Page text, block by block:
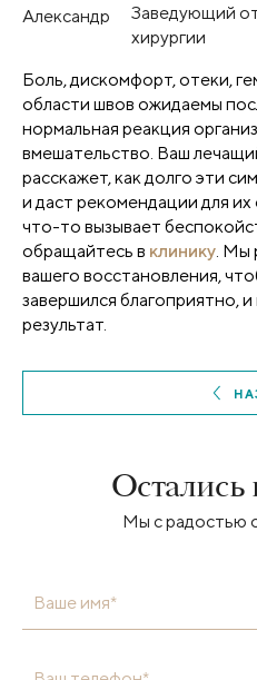
Заведующий
хирургии
Боль, дискомфорт, отеки,
области швов ожидаемы
нормальная реакция
вмешательство. Ваш
расскажет, как долго эти
и даст рекомендации для
что-то вызывает
обращайтесь в клинику. Мы
вашего восстановления,
завершился благоприятно,
результат.
Остались
Мы с радостью
Ваше имя*